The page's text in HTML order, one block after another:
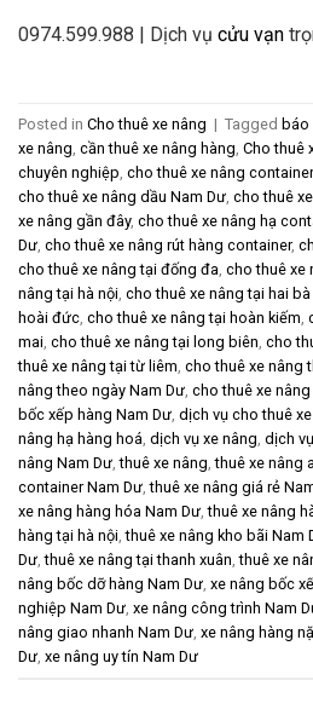
0974.599.988 | Dịch vụ cửu vạn
Posted in Cho thuê xe nâng | Tagged báo
xe nâng cần thuê xe nâng hàng Cho thuê
chuyên nghiệp cho thuê xe nâng
cho thuê xe nâng dầu Nam Dư cho thuê
xe nâng gần đây, cho thuê xe nâng hạ
Dư cho thuê xe nâng rút hàng container,
cho thuê xe nâng tại đống đa cho thuê xe
nâng tại hà nội cho thuê xe nâng tại hai
hoài đức cho thuê xe nâng tại hoàn kiếm
mai cho thuê xe nâng tại long biên cho
thuê xe nâng tại từ liêm cho thuê xe nâng
nâng theo ngày Nam Dư cho thuê xe
bốc xếp hàng Nam Dư dịch vụ cho thuê
nâng hạ hàng hoá dịch vụ xe nâng dịch
nâng Nam Dư ,thuê xe nâng ,thuê xe nâng
container Nam Dư ,thuê xe nâng giá rẻ
xe nâng hàng hóa Nam Dư ,thuê xe nâng
hàng tại hà nội ,thuê xe nâng kho bãi Nam
Dư ,thuê xe nâng tại thanh xuân ,thuê xe
nâng bốc dỡ hàng Nam Dư xe nâng bốc
nghiệp Nam Dư xe nâng công trình Nam
nâng giao nhanh Nam Dư xe nâng hàng
Dư xe nâng uy tín Nam Dư